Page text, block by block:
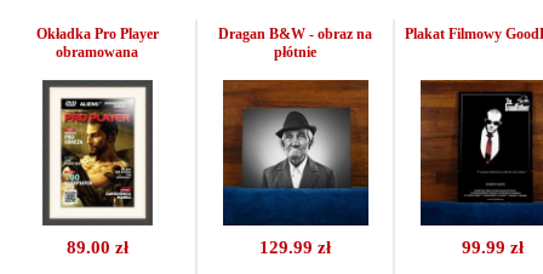
89.00 zł
Okładka Pro Player
obramowana
129.99 zł
Dragan B&W - obraz na
płótnie
99.99 zł
Plakat Filmowy